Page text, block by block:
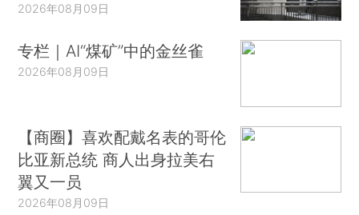
2026年08月09日
专栏｜AI“煤矿”中的金丝雀
2026年08月09日
【商圈】喜欢配戴名表的哥伦
比亚新总统 商人出身拉美右
翼又一员
2026年08月09日